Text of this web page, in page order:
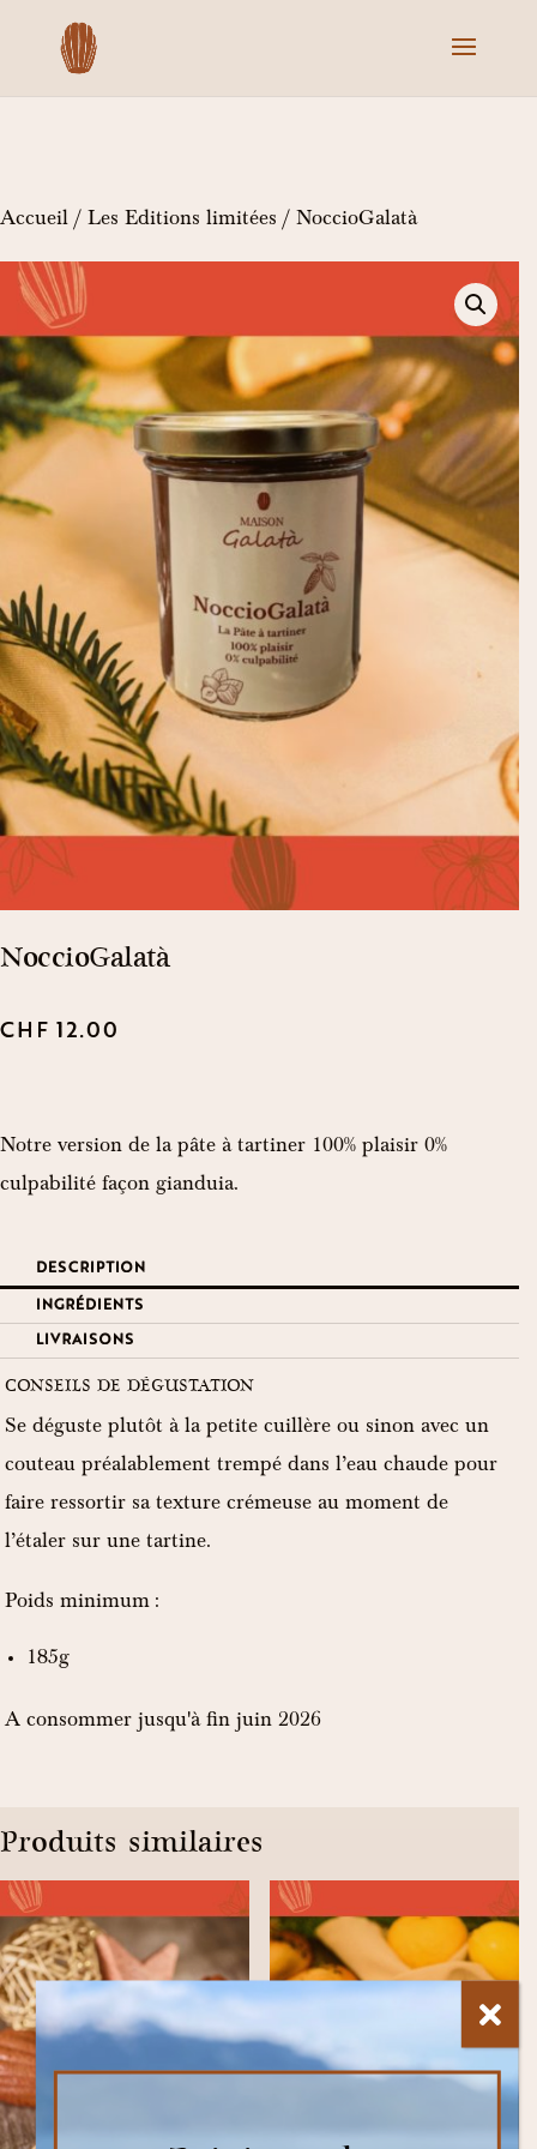
Accueil / Les Editions limitées / NoccioGalatà
NoccioGalatà
CHF 12.00
Notre version de la pâte à tartiner 100% plaisir 0%
culpabilité façon gianduia.
DESCRIPTION
INGRÉDIENTS
LIVRAISONS
CONSEILS DE DÉGUSTATION
Se déguste plutôt à la petite cuillère ou sinon avec un
couteau préalablement trempé dans l’eau chaude pour
faire ressortir sa texture crémeuse au moment de
l’étaler sur une tartine.
Poids minimum :
185g
A consommer jusqu'à fin juin 2026
Produits similaires